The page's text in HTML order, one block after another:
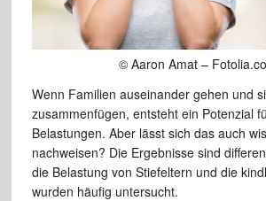
© Aaron Amat –
Wenn Familien auseinander gehen und
zusammenfügen, entsteht ein Potenzial
Belastungen. Aber lässt sich das auch
nachweisen? Die Ergebnisse sind
die Belastung von Stiefeltern und die
wurden häufig untersucht.